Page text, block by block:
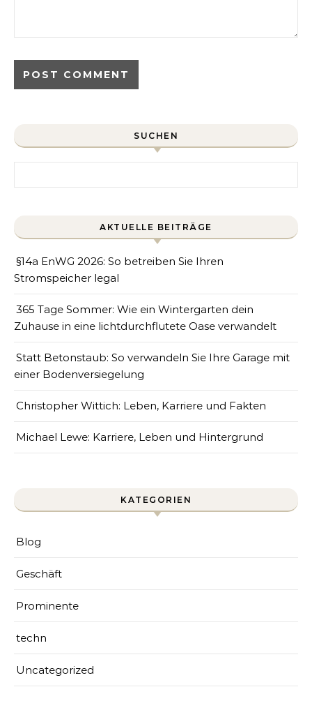
SUCHEN
AKTUELLE BEITRÄGE
§14a EnWG 2026: So betreiben Sie Ihren
Stromspeicher legal
365 Tage Sommer: Wie ein Wintergarten dein
Zuhause in eine lichtdurchflutete Oase verwandelt
Statt Betonstaub: So verwandeln Sie Ihre Garage mit
einer Bodenversiegelung
Christopher Wittich: Leben, Karriere und Fakten
Michael Lewe: Karriere, Leben und Hintergrund
KATEGORIEN
Blog
Geschäft
Prominente
techn
Uncategorized